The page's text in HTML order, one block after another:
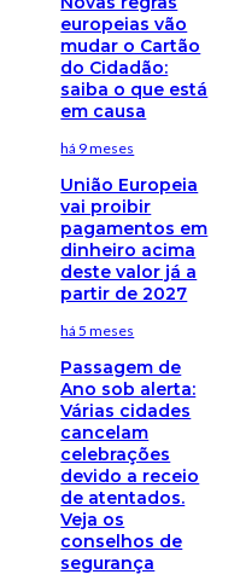
europeias vão
mudar o Cartão
do Cidadão:
saiba o que está
em causa
há 9 meses
União Europeia
vai proibir
pagamentos em
dinheiro acima
deste valor já a
partir de 2027
há 5 meses
Passagem de
Ano sob alerta:
Várias cidades
cancelam
celebrações
devido a receio
de atentados.
Veja os
conselhos de
segurança